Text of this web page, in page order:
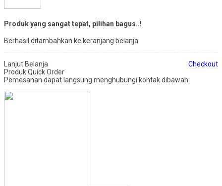
Produk yang sangat tepat, pilihan bagus..!
Berhasil ditambahkan ke keranjang belanja
Lanjut Belanja
Checkout
Produk Quick Order
Pemesanan dapat langsung menghubungi kontak dibawah: